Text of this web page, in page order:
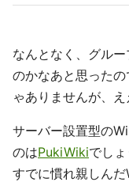
なんとなく、グル
のかなあと思った
ゃありませんが、え
サーバー設置型の
のはPukiWikiでし
すでに慣れ親しん